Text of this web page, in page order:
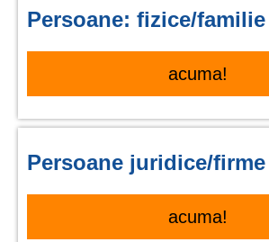
Persoane: fizice/familie
acuma!
Persoane juridice/firme
acuma!